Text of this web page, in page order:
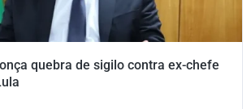
quebra de sigilo contra ex-chefe